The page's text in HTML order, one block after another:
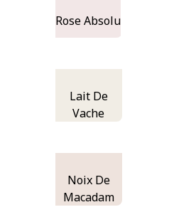
Rose Absolu
Lait De
Vache
Noix De
Macadam